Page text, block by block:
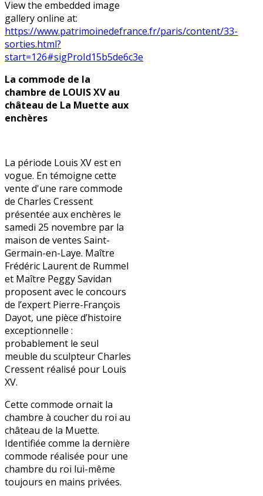
View the embedded image
gallery online at:
https://www.patrimoinedefrance.fr/paris/content/33-
sorties.html?
start=126#sigProId15b5de6c3e
La commode de la
chambre de LOUIS XV au
château de La Muette aux
enchères
La période Louis XV est en
vogue. En témoigne cette
vente d'une rare commode
de Charles Cressent
présentée aux enchères le
samedi 25 novembre par la
maison de ventes Saint-
Germain-en-Laye. Maître
Frédéric Laurent de Rummel
et Maître Peggy Savidan
proposent avec le concours
de l’expert Pierre-François
Dayot, une pièce d’histoire
exceptionnelle :
probablement le seul
meuble du sculpteur Charles
Cressent réalisé pour Louis
XV.
Cette commode ornait la
chambre à coucher du roi au
château de la Muette.
Identifiée comme la dernière
commode réalisée pour une
chambre du roi lui-même
toujours en mains privées.